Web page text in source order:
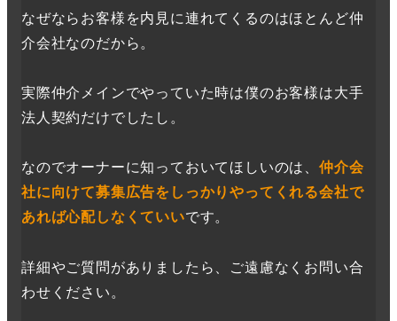
なぜならお客様を内見に連れてくるのはほとんど仲
介会社なのだから。
実際仲介メインでやっていた時は僕のお客様は大手
法人契約だけでしたし。
なのでオーナーに知っておいてほしいのは、 仲介会
社に向けて募集広告をしっかりやってくれる会社で
あれば心配しなくていいです。
詳細やご質問がありましたら、ご遠慮なくお問い合
わせください。